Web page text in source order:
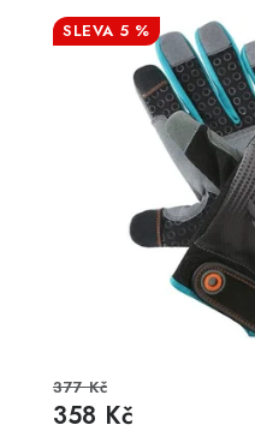
5 %
358 Kč
377 Kč